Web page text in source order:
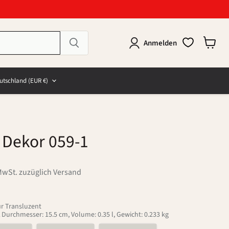
Anmelden
(EUR €)
059-1
zuzüglich Versand
Transluzent
15.5 cm, Volume: 0.35 l, Gewicht: 0.233 kg